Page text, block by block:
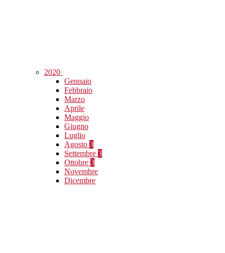
2020
Gennaio
Febbraio
Marzo
Aprile
Maggio
Giugno
Luglio
Agosto 3
Settembre 3
Ottobre 3
Novembre
Dicembre